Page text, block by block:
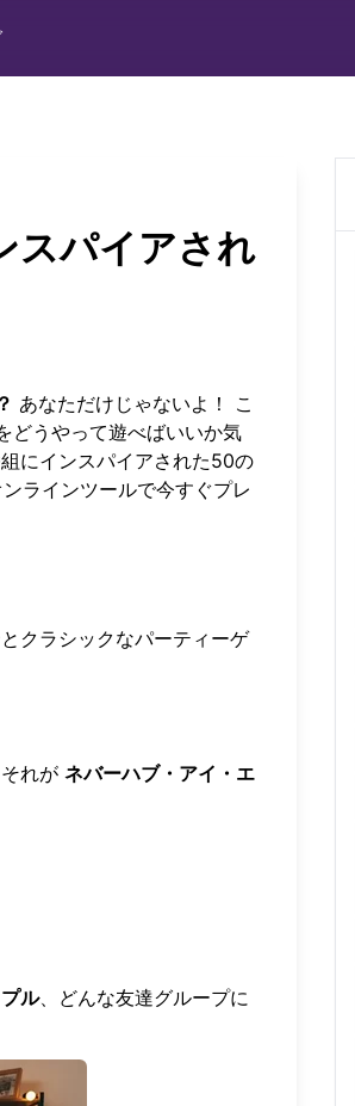
スパイアされ
あなただけじゃないよ！ こ
どうやって遊べばいいか気
にインスパイアされた50の
ラインツールで今すぐプレ
クラシックなパーティーゲ
れが ネバーハブ・アイ・エ
ル、どんな友達グループに